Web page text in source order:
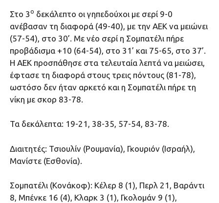
Στο 3ο δεκάλεπτο οι γηπεδούχοι με σερί 9-0
ανέβασαν τη διαφορά (49-40), με την ΑΕΚ να μειώνει
(57-54), στο 30’. Με νέο σερί η Σομπατέλι πήρε
προβάδισμα +10 (64-54), στο 31’ και 75-65, στο 37’.
Η ΑΕΚ προσπάθησε στα τελευταία λεπτά να μειώσει,
έφτασε τη διαφορά στους τρεις πόντους (81-78),
ωστόσο δεν ήταν αρκετό και η Σομπατέλι πήρε τη
νίκη με σκορ 83-78.
Τα δεκάλεπτα: 19-21, 38-35, 57-54, 83-78.
Διαιτητές: Τσιουλίν (Ρουμανία), Γκουριόν (Ισραήλ),
Μανίστε (Εσθονία).
Σομπατέλι (Κονάκοφ): Κέλερ 8 (1), Περλ 21, Βαράντι
8, Μπένκε 16 (4), Κλαρκ 3 (1), Γκολομάν 9 (1),